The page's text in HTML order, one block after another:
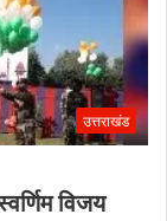
उत्तराखंड
विजय